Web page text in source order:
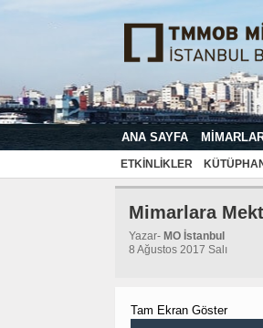
ANA SAYFA
ETKINLIKLER
Mimarlara
Yazar- MO İstanbul
8 Ağustos 2017 Salı
Tam Ekran Göster